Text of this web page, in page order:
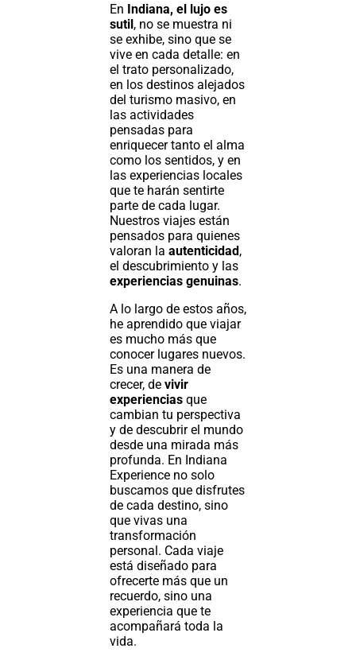
En Indiana, el lujo es
sutil, no se muestra ni
se exhibe, sino que se
vive en cada detalle: en
el trato personalizado,
en los destinos alejados
del turismo masivo, en
las actividades
pensadas para
enriquecer tanto el alma
como los sentidos, y en
las experiencias locales
que te harán sentirte
parte de cada lugar.
Nuestros viajes están
pensados para quienes
valoran la autenticidad,
el descubrimiento y las
experiencias genuinas.
A lo largo de estos años,
he aprendido que viajar
es mucho más que
conocer lugares nuevos.
Es una manera de
crecer, de vivir
experiencias que
cambian tu perspectiva
y de descubrir el mundo
desde una mirada más
profunda. En Indiana
Experience no solo
buscamos que disfrutes
de cada destino, sino
que vivas una
transformación
personal. Cada viaje
está diseñado para
ofrecerte más que un
recuerdo, sino una
experiencia que te
acompañará toda la
vida.